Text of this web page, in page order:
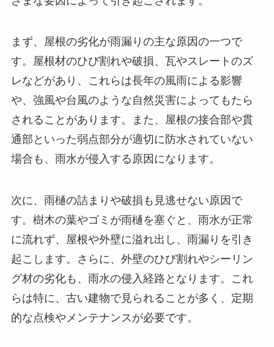
まず、屋根の劣化が雨漏りの主な原因の一つで
す。屋根材のひび割れや破損、瓦やスレートのズ
レなどがあり、これらは長年の風雨による影響
や、強風や台風のような自然災害によってもたら
されることがあります。また、屋根の接合部や貫
通部といった弱点部分が適切に防水されていない
場合も、雨水が侵入する原因になります。
次に、雨樋の詰まりや破損も見逃せない原因で
す。樹木の葉やゴミが雨樋を塞ぐと、雨水が正常
に流れず、屋根や外壁に溢れ出し、雨漏りを引き
起こします。さらに、外壁のひび割れやシーリン
グ材の劣化も、雨水の侵入経路となります。これ
らは特に、古い建物で見られることが多く、定期
的な点検やメンテナンスが必要です。